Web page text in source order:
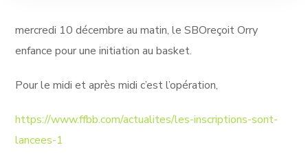
mercredi 10 décembre au matin, le SBOreçoit Orry
enfance pour une initiation au basket.
Pour le midi et après midi c’est l’opération,
https://www.ffbb.com/actualites/les-inscriptions-sont-
lancees-1